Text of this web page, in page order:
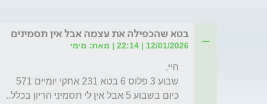
בטא שהכפילה את עצמה אבל אין תסמינים
12/01/2026 | 22:14 | מאת: מימי